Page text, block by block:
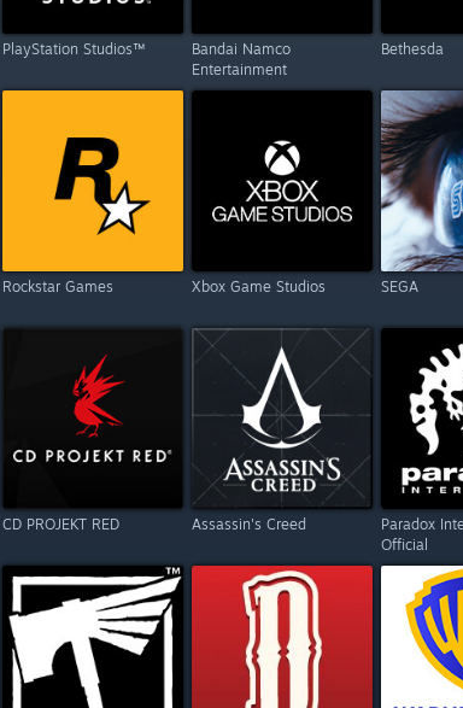
PlayStation Studios™
Bandai Namco
Entertainment
Bethesda
Rockstar Games Xbox Game Studios SEGA
CD PROJEKT RED Assassin's Creed
Paradox
Official